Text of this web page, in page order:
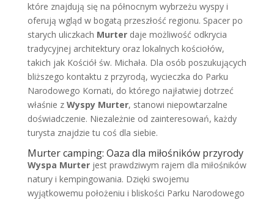
które znajdują się na północnym wybrzeżu wyspy i
oferują wgląd w bogatą przeszłość regionu. Spacer po
starych uliczkach Murterdaje możliwość odkrycia
tradycyjnej architektury oraz lokalnych kościołów,
takich jak Kościół św. Michała. Dla osób poszukujących
bliższego kontaktu z przyrodą, wycieczka do Parku
Narodowego Kornati, do którego najłatwiej dotrzeć
właśnie z Wyspy Murter, stanowi niepowtarzalne
doświadczenie. Niezależnie od zainteresowań, każdy
turysta znajdzie tu coś dla siebie.
Murter camping: Oaza dla miłośników przyrody
Wyspa Murterjest prawdziwym rajem dla miłośników
natury i kempingowania. Dzięki swojemu
wyjątkowemu położeniu i bliskości Parku Narodowego